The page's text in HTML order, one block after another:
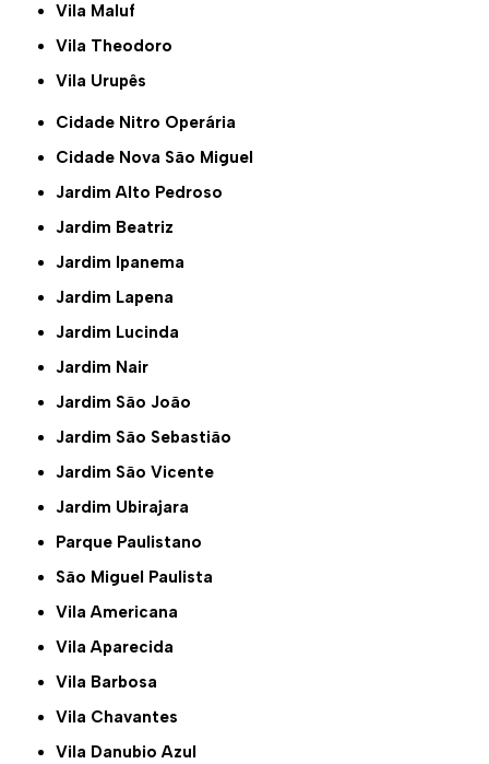
Vila Maluf
Vila Theodoro
Vila Urupês
Cidade Nitro Operária
Cidade Nova São Miguel
Jardim Alto Pedroso
Jardim Beatriz
Jardim Ipanema
Jardim Lapena
Jardim Lucinda
Jardim Nair
Jardim São João
Jardim São Sebastião
Jardim São Vicente
Jardim Ubirajara
Parque Paulistano
São Miguel Paulista
Vila Americana
Vila Aparecida
Vila Barbosa
Vila Chavantes
Vila Danubio Azul